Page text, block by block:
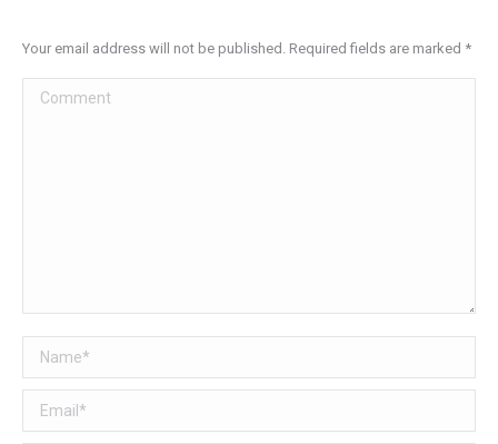
Your email address will not be published. Required fields are marked *
Comment
Name *
Email *